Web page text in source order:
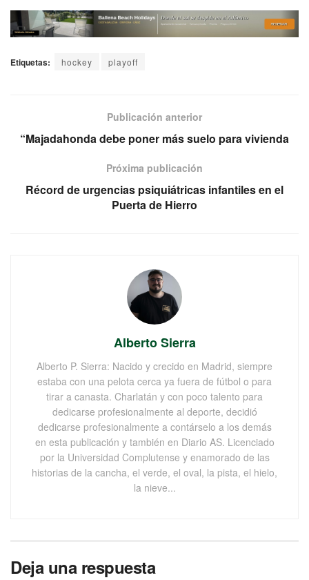
Etiquetas: hockey playoff
Publicación anterior
“Majadahonda debe poner más suelo para vivienda
Próxima publicación
Récord de urgencias psiquiátricas infantiles en el
Puerta de Hierro
Alberto Sierra
Alberto P. Sierra: Nacido y crecido en Madrid, siempre
estaba con una pelota cerca ya fuera de fútbol o para
tirar a canasta. Charlatán y con poco talento para
dedicarse profesionalmente al deporte, decidió
dedicarse profesionalmente a contárselo a los demás
en esta publicación y también en Diario AS. Licenciado
por la Universidad Complutense y enamorado de las
historias de la cancha, el verde, el oval, la pista, el hielo,
la nieve...
Deja una respuesta